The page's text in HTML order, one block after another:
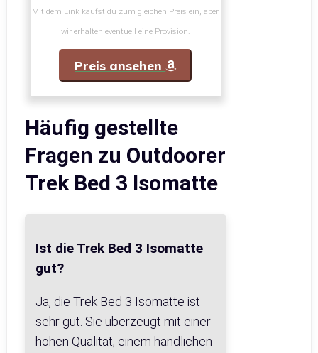
Mit dem Link kaufst du zum gleichen Preis ein, aber
wir erhalten eventuell eine Provision.
Preis ansehen
Häufig gestellte
Fragen zu Outdoorer
Trek Bed 3 Isomatte
Ist die Trek Bed 3 Isomatte
gut?
Ja, die Trek Bed 3 Isomatte ist
sehr gut. Sie überzeugt mit einer
hohen Qualität, einem handlichen